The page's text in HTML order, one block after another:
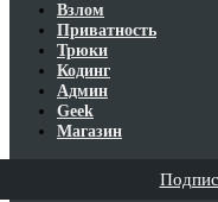
Взлом
Приватность
Трюки
Кодинг
Админ
Geek
Магазин